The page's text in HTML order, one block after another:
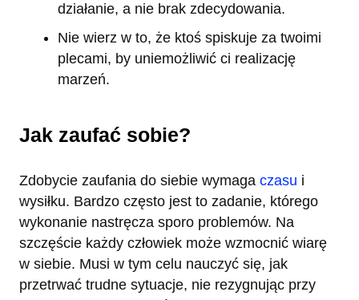
działanie, a nie brak zdecydowania.
Nie wierz w to, że ktoś spiskuje za twoimi
plecami, by uniemożliwić ci realizację
marzeń.
Jak zaufać sobie?
Zdobycie zaufania do siebie wymaga czasu i
wysiłku. Bardzo często jest to zadanie, którego
wykonanie nastręcza sporo problemów. Na
szczęście każdy człowiek może wzmocnić wiarę
w siebie. Musi w tym celu nauczyć się, jak
przetrwać trudne sytuacje, nie rezygnując przy